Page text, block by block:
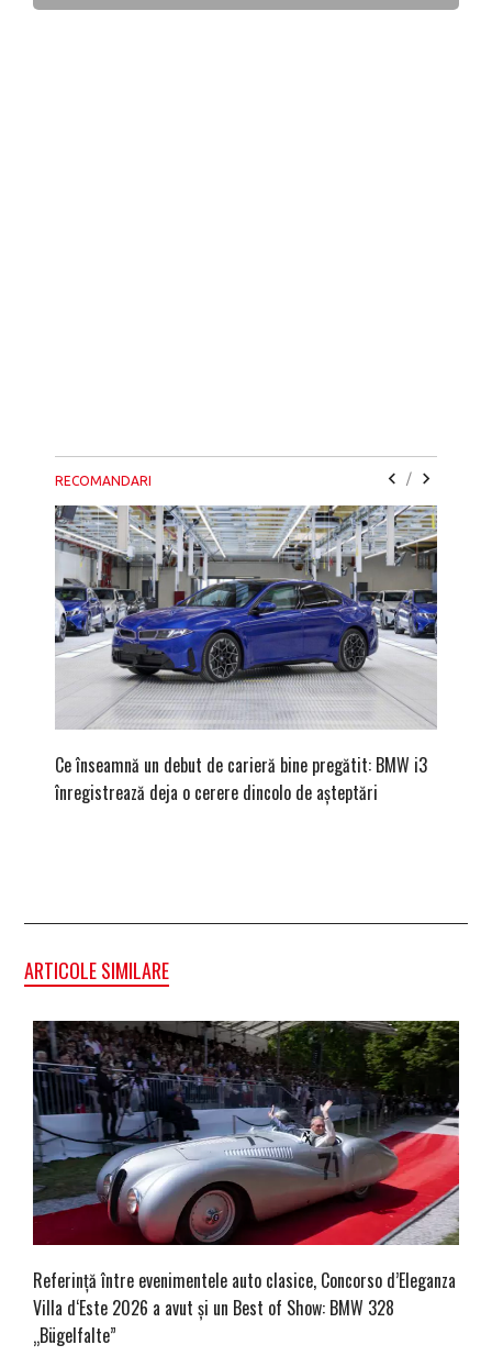
RECOMANDARI /
Ce înseamnă un debut de carieră bine pregătit: BMW i3
înregistrează deja o cerere dincolo de așteptări
ARTICOLE SIMILARE
Referință între evenimentele auto clasice, Concorso d’Eleganza
Villa d‘Este 2026 a avut și un Best of Show: BMW 328
„Bügelfalte”